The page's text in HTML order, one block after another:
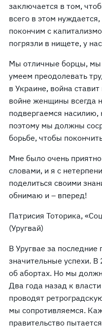
заключается в том,
всего в этом
покончим с
погрязли в нищете, у
Мы отличные борцы, мы
умеем преодолевать
в Украине, война
войне женщины
подвергаемся
поэтому мы должны
борьбе, чтобы
Мне было очень
словами, и я с
поделиться своими
обнимаю и – вперед!
Патрисия Тоторика,
(Уругвай)
В Уругвае за
значительные успехи.
об абортах. Но мы
Два года назад к
проводят
мы сопротивляемся.
правительство